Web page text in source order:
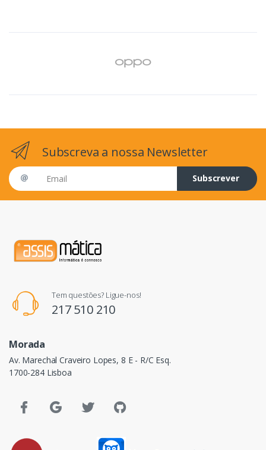
Subscreva a nossa Newsletter
Email address
Subscrever
Tem questões? Ligue-nos!
217 510 210
Morada
Av. Marechal Craveiro Lopes, 8 E - R/C Esq.
1700-284 Lisboa